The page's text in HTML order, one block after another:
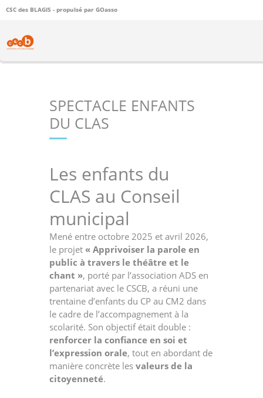
CSC des BLAGIS - propulsé par GOasso
SPECTACLE ENFANTS
DU CLAS
Les enfants du
CLAS au Conseil
municipal
Mené entre octobre 2025 et avril 2026,
le projet « Apprivoiser la parole en
public à travers le théâtre et le
chant », porté par l’association ADS en
partenariat avec le CSCB, a réuni une
trentaine d’enfants du CP au CM2 dans
le cadre de l’accompagnement à la
scolarité. Son objectif était double :
renforcer la confiance en soi et
l’expression orale, tout en abordant de
manière concrète les valeurs de la
citoyenneté.